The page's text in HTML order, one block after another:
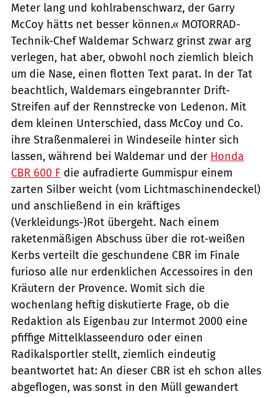
Meter lang und kohlrabenschwarz, der Garry
McCoy hätts net besser können.« MOTORRAD-
Technik-Chef Waldemar Schwarz grinst zwar arg
verlegen, hat aber, obwohl noch ziemlich bleich
um die Nase, einen flotten Text parat. In der Tat
beachtlich, Waldemars eingebrannter Drift-
Streifen auf der Rennstrecke von Ledenon. Mit
dem kleinen Unterschied, dass McCoy und Co.
ihre Straßenmalerei in Windeseile hinter sich
lassen, während bei Waldemar und der Honda
CBR 600 F die aufradierte Gummispur einem
zarten Silber weicht (vom Lichtmaschinendeckel)
und anschließend in ein kräftiges
(Verkleidungs-)Rot übergeht. Nach einem
raketenmäßigen Abschuss über die rot-weißen
Kerbs verteilt die geschundene CBR im Finale
furioso alle nur erdenklichen Accessoires in den
Kräutern der Provence. Womit sich die
wochenlang heftig diskutierte Frage, ob die
Redaktion als Eigenbau zur Intermot 2000 eine
pfiffige Mittelklasseenduro oder einen
Radikalsportler stellt, ziemlich eindeutig
beantwortet hat: An dieser CBR ist eh schon alles
abgeflogen, was sonst in den Müll gewandert